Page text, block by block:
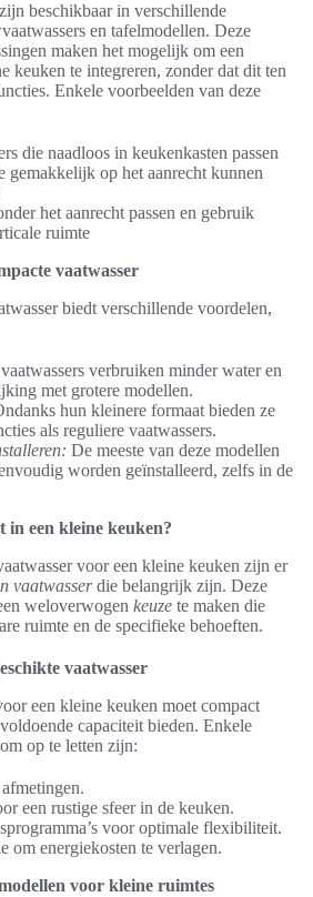
beschikbaar in verschillende
en tafelmodellen. Deze
maken het mogelijk om een
keuken te integreren, zonder dat dit ten
Enkele voorbeelden van deze
die naadloos in keukenkasten passen
gemakkelijk op het aanrecht kunnen
het aanrecht passen en gebruik
ruimte
vaatwasser
biedt verschillende voordelen,
verbruiken minder water en
met grotere modellen.
hun kleinere formaat bieden ze
als reguliere vaatwassers.
De meeste van deze modellen
worden geïnstalleerd, zelfs in de
in een kleine keuken?
voor een kleine keuken zijn er
vaatwasserdie belangrijk zijn. Deze
weloverwogen keuze te maken die
ruimte en de specifieke behoeften.
vaatwasser
een kleine keuken moet compact
capaciteit bieden. Enkele
op te letten zijn:
een rustige sfeer in de keuken.
voor optimale flexibiliteit.
om energiekosten te verlagen.
voor kleine ruimtes